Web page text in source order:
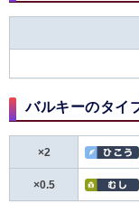
バルキーのタイ
×2
×0.5